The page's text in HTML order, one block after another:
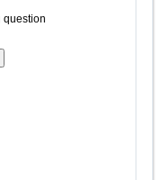
question